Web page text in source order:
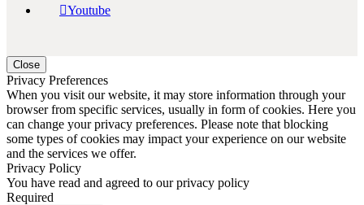
Youtube
Close
Privacy Preferences
When you visit our website, it may store information through your
browser from specific services, usually in form of cookies. Here you
can change your privacy preferences. Please note that blocking
some types of cookies may impact your experience on our website
and the services we offer.
Privacy Policy
You have read and agreed to our privacy policy
Required